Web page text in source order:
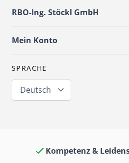
RBO-Ing. Stöckl GmbH
Mein Konto
SPRACHE
Deutsch
Kompetenz &